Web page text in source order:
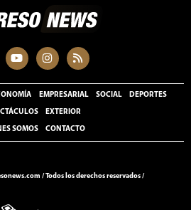
EMPRESARIAL SOCIAL DEPORTES
EXTERIOR
SOMOS CONTACTO
/Todos los derechos reservados /